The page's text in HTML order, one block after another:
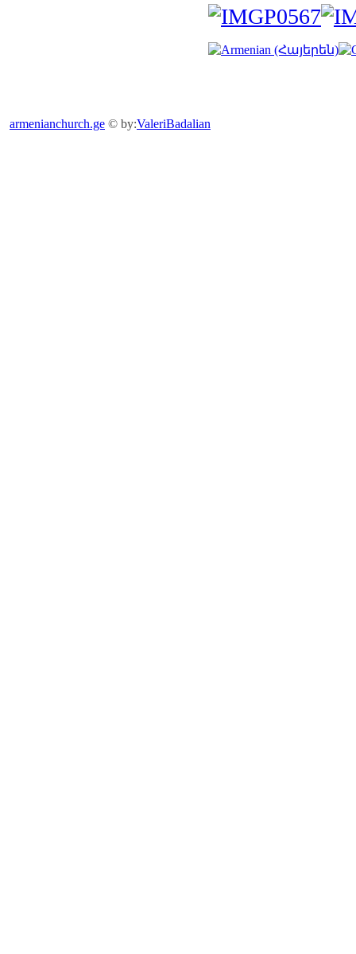
armenianchurch.ge © by:ValeriBadalian